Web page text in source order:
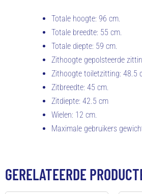
Totale hoogte: 96 cm.
Totale breedte: 55 cm.
Totale diepte: 59 cm.
Zithoogte gepolsteerde
Zithoogte toiletzitting: 48.5
Zitbreedte: 45 cm.
Zitdiepte: 42.5 cm
Wielen: 12 cm.
Maximale gebruikers
GERELATEERDE